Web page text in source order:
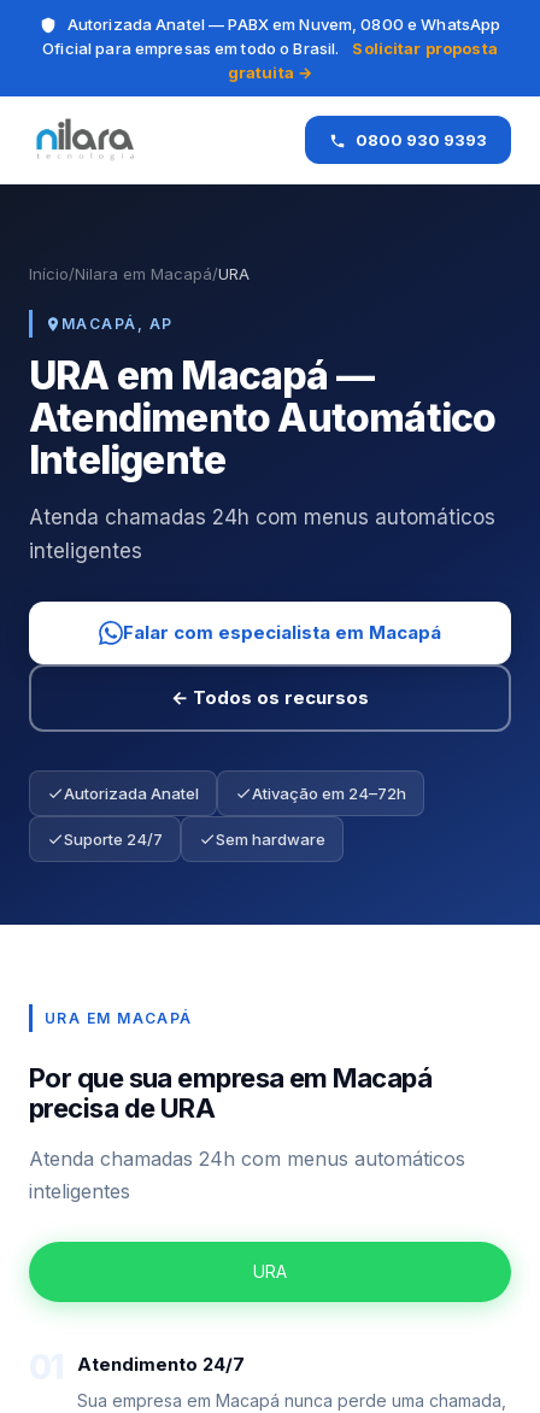
Autorizada Anatel — PABX em Nuvem, 0800 e WhatsApp
Oficial para empresas em todo o Brasil.
Solicitar proposta
gratuita →
0800 930 9393
Início/Nilara em Macapá/URA
MACAPÁ, AP
URA em Macapá —
Atendimento Automático
Inteligente
Atenda chamadas 24h com menus automáticos
inteligentes
Falar com especialista em Macapá
← Todos os recursos
Autorizada Anatel Ativação em 24–72h
Suporte 24/7 Sem hardware
URA EM MACAPÁ
Por que sua empresa em Macapá
precisa de URA
Atenda chamadas 24h com menus automáticos
inteligentes
URA
Atendimento 24/7
Sua empresa em Macapá nunca perde uma chamada,